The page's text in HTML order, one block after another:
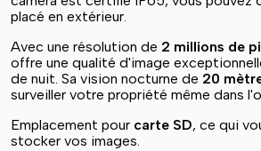
placé en extérieur.
Avec une résolution de 2 millions de
offre une qualité d'image
de nuit. Sa vision nocturne de 20
surveiller votre propriété même dans
Emplacement pour carte SD, ce qui
stocker vos images.